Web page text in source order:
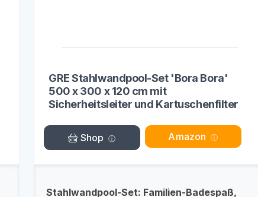
GRE Stahlwandpool-Set 'Bora Bora'
500 x 300 x 120 cm mit
Sicherheitsleiter und Kartuschenfilter
Shop Amazon
Stahlwandpool-Set: Familien-Badespaß,